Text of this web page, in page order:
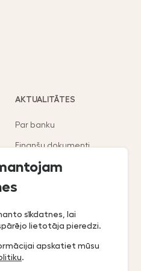
RIB MOBILĀ LIETOTNE:
AKTUALITĀTES
Par banku
Finanšu dokumenti
Noteikumi
Klientu politika
sīkdatnes, lai
lietotāja pieredzi.
apskatiet mūsu
.